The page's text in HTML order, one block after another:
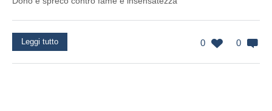
0 0
Leggi tutto